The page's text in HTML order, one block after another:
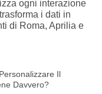
ogni interazione
i dati in
di Roma, Aprilia e
Il
Davvero?